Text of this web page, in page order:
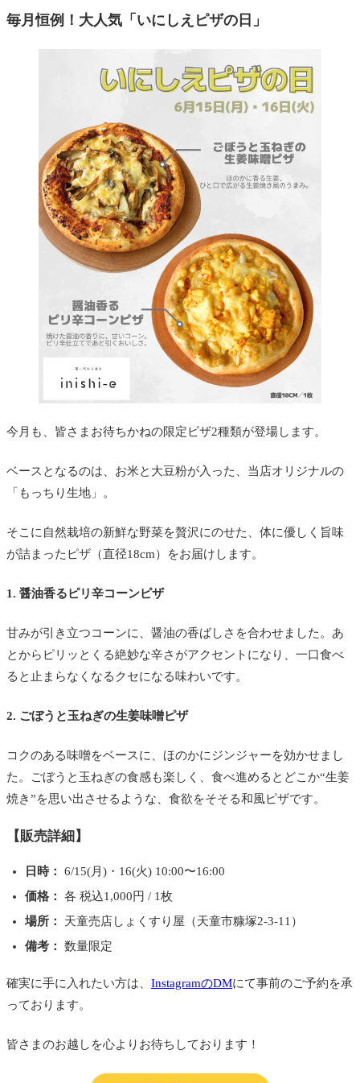
毎月恒例！大人気「いにしえピザの日」
今月も、皆さまお待ちかねの限定ピザ2種類が登場します。
ベースとなるのは、お米と大豆粉が入った、当店オリジナルの
「もっちり生地」。
そこに自然栽培の新鮮な野菜を贅沢にのせた、体に優しく旨味
が詰まったピザ（直径18cm）をお届けします。
1. 醤油香るピリ辛コーンピザ
甘みが引き立つコーンに、醤油の香ばしさを合わせました。あ
とからピリッとくる絶妙な辛さがアクセントになり、一口食べ
ると止まらなくなるクセになる味わいです。
2. ごぼうと玉ねぎの生姜味噌ピザ
コクのある味噌をベースに、ほのかにジンジャーを効かせまし
た。ごぼうと玉ねぎの食感も楽しく、食べ進めるとどこか“生姜
焼き”を思い出させるような、食欲をそそる和風ピザです。
【販売詳細】
日時：
6/15(月)・16(火) 10:00〜16:00
価格：
各 税込1,000円 / 1枚
場所：
天童売店しょくすり屋（天童市糠塚2-3-11）
備考：
数量限定
確実に手に入れたい方は、 InstagramのDMにて事前のご予約を承
っております。
皆さまのお越しを心よりお待ちしております！